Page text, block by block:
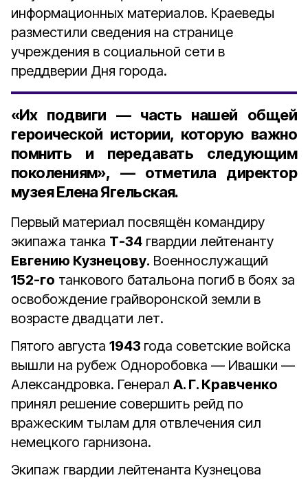
информационных материалов. Краеведы
разместили сведения на странице
учреждения в социальной сети в
преддверии Дня города.
«Их подвиги — часть нашей общей
героической истории, которую важно
помнить и передавать следующим
поколениям», — отметила директор
музея Елена Ягельская.
Первый материал посвящён командиру
экипажа танка Т-34 гвардии лейтенанту
Евгению Кузнецову. Военнослужащий
152-го танкового батальона погиб в боях за
освобождение грайворонской земли в
возрасте двадцати лет.
Пятого августа 1943 года советские войска
вышли на рубеж Одноробовка — Ивашки —
Александровка. Генерал А. Г. Кравченко
принял решение совершить рейд по
вражеским тылам для отвлечения сил
немецкого гарнизона.
Экипаж гвардии лейтенанта Кузнецова